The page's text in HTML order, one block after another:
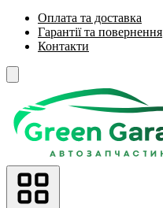
Оплата та доставка
Гарантії та повернення
Контакти